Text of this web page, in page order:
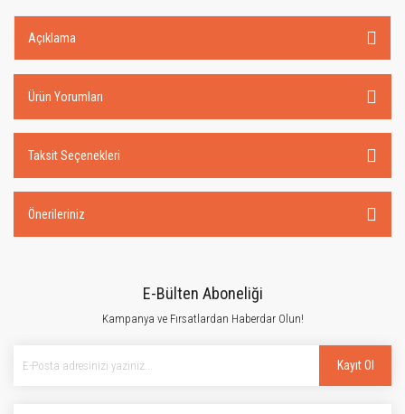
Açıklama
Ürün Yorumları
Taksit Seçenekleri
Önerileriniz
E-Bülten Aboneliği
Kampanya ve Fırsatlardan Haberdar Olun!
Kayıt Ol